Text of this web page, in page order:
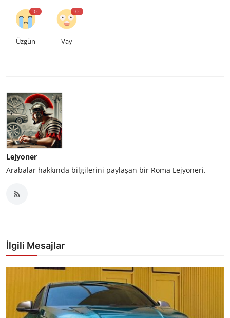
0
Üzgün
0
Vay
Lejyoner
Arabalar hakkında bilgilerini paylaşan bir Roma Lejyoneri.
İlgili Mesajlar